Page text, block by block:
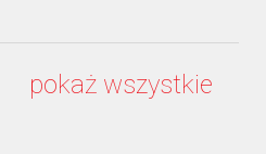
11.12.2017 / 09:50:30
pokaż wszystkie